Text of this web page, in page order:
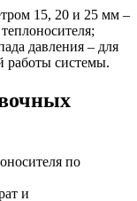
15, 20 и 25 мм –
давления – для
работы системы.
по
и